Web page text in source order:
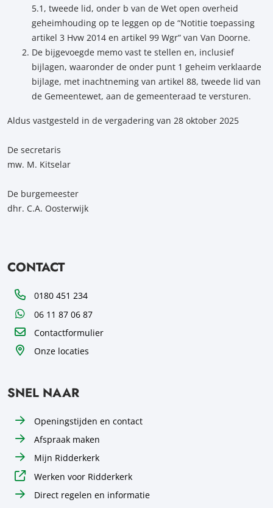
5.1, tweede lid, onder b van de Wet open overheid
geheimhouding op te leggen op de “Notitie toepassing
artikel 3 Hvw 2014 en artikel 99 Wgr” van Van Doorne.
De bijgevoegde memo vast te stellen en, inclusief
bijlagen, waaronder de onder punt 1 geheim verklaarde
bijlage, met inachtneming van artikel 88, tweede lid van
de Gemeentewet, aan de gemeenteraad te versturen.
Aldus vastgesteld in de vergadering van 28 oktober 2025
De secretaris
mw. M. Kitselar
De burgemeester
dhr. C.A. Oosterwijk
CONTACT
Telefoon0180 451 234
WhatsApp06 11 87 06 87
Contactformulier
Onze locaties
SNEL NAAR
Openingstijden en contact
Afspraak maken
Mijn Ridderkerk
Werken voor Ridderkerk
Direct regelen en informatie